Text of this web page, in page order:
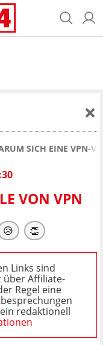
SICH EINE VPN-
VON VPN
😥 👏
Links sind
über Affiliate-
Regel eine
redaktionell